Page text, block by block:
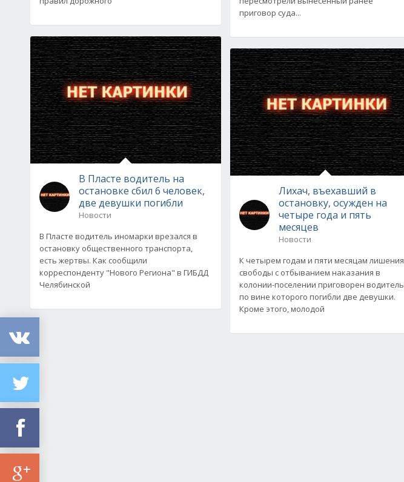
В Пласте водитель на
остановке сбил 6 человек,
две девушки погибли
Новости
В Пласте водитель иномарки врезался в
остановку общественного транспорта,
есть жертвы. Как сообщили
корреспонденту "Нового Региона" в ГИБДД
Челябинской
приговор суда...
Лихач, въехавший в
остановку, осужден на
четыре года и пять
месяцев
Новости
К четырем годам и пяти месяцам лишения
свободы с отбыванием наказания в
колонии-поселении приговорен водитель,
по вине которого погибли две девушки.
Кроме этого, молодой